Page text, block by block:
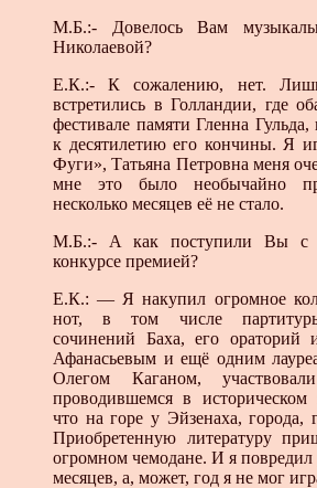
М.Б.:- Довелось Вам
Николаевой?
Е.К.:- К сожалению, нет.
встретились в Голландии, где
фестивале памяти Гленна Гульда,
к десятилетию его кончины. Я
Фуги», Татьяна Петровна меня
мне это было необычайно
несколько месяцев её не стало.
М.Б.:- А как поступили Вы с
конкурсе премией?
Е.К.: — Я накупил огромное
нот, в том числе
сочинений Баха, его
Афанасьевым и ещё одним
Олегом Каганом,
проводившемся в историческом
что на горе у Эйзенаха, города,
Приобретенную литературу
огромном чемодане. И я повредил
месяцев, а, может, год я не мог